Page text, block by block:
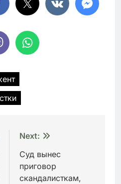
Next:
Суд вынес
приговор
скандалисткам,